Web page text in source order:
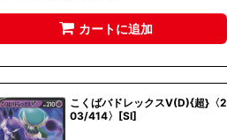
カートに追加
こくばバドレックスV(D){超}〈2
03/414〉[SI]